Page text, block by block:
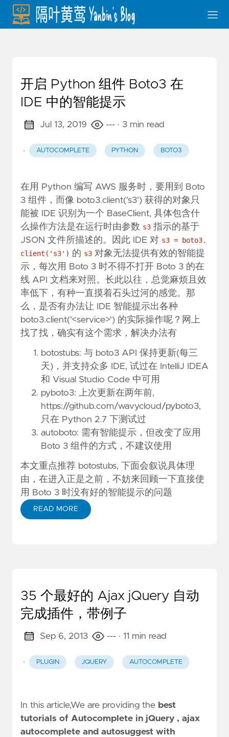
开启 Python 组件 Boto3 在
IDE 中的智能提示
Jul 13, 2019 --- · 3 min read
· AUTOCOMPLETE PYTHON BOTO3
在用 Python 编写 AWS 服务时，要用到 Boto
3 组件，而像 boto3.client('s3') 获得的对象只
能被 IDE 识别为一个 BaseClient, 具体包含什
么操作方法是在运行时由参数 s3 指示的基于
JSON 文件所描述的。因此 IDE 对 s3 = boto3.
client('s3') 的 s3 对象无法提供有效的智能提
示，每次用 Boto 3 时不得不打开 Boto 3 的在
线 API 文档来对照。长此以往，总觉麻烦且效
率低下，有种一直摸着石头过河的感觉。那
么，是否有办法让 IDE 智能提示出各种
boto3.client('<service>') 的实际操作呢？网上
找了找，确实有这个需求，解决办法有
botostubs: 与 boto3 API 保持更新(每三
天)，并支持众多 IDE, 试过在 IntelliJ IDEA
和 Visual Studio Code 中可用
pyboto3: 上次更新在两年前,
https://github.com/wavycloud/pyboto3,
只在 Python 2.7 下测试过
autoboto: 需有智能提示，但改变了应用
Boto 3 组件的方式，不建议使用
本文重点推荐 botostubs, 下面会叙说具体理
由，在进入正是之前，不妨来回顾一下直接使
用 Boto 3 时没有好的智能提示的问题
READ MORE
35 个最好的 Ajax jQuery 自动
完成插件，带例子
Sep 6, 2013 --- · 11 min read
· PLUGIN JQUERY AUTOCOMPLETE
In this article,We are providing the best
tutorials of Autocomplete in jQuery , ajax
autocomplete and autosuggest with